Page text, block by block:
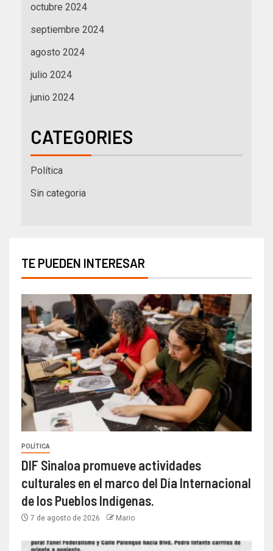
octubre 2024
septiembre 2024
agosto 2024
julio 2024
junio 2024
CATEGORIES
Política
Sin categoria
TE PUEDEN INTERESAR
POLÍTICA
DIF Sinaloa promueve actividades
culturales en el marco del Día Internacional
de los Pueblos Indígenas.
7 de agosto de 2026 Mario